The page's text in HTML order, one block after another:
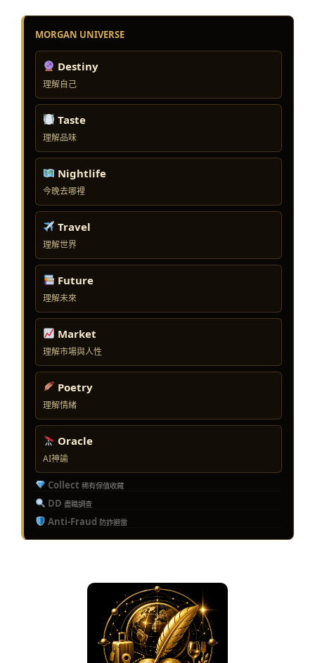
MORGAN UNIVERSE
Destiny
理解自己
Taste
理解品味
Nightlife
今晚去哪裡
Travel
理解世界
Future
理解未來
Market
理解市場與人性
Poetry
理解情緒
Oracle
AI神諭
Collect 稀有保值收藏
DD 盡職調查
Anti-Fraud 防詐避雷